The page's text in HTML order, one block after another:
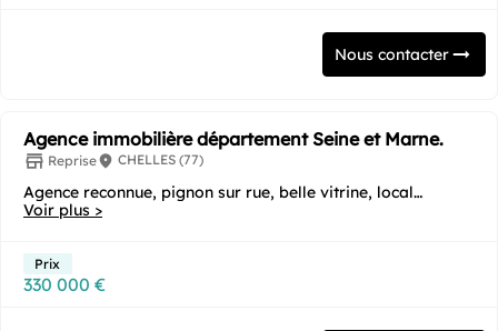
Nous contacter
Agence immobilière département Seine et Marne.
Reprise CHELLES (77)
Agence reconnue, pignon sur rue, belle vitrine, local
fonctionnel, équipe commerciale en place,...
Voir plus >
Prix
330 000 €